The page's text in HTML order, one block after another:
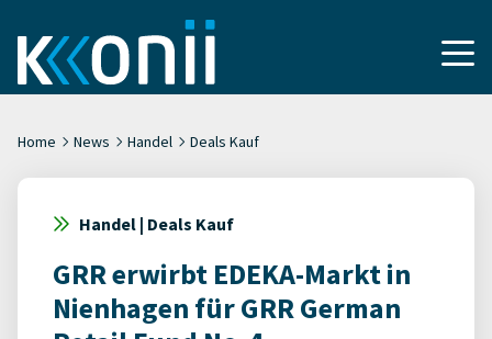
Home News Handel Deals Kauf
Handel | Deals Kauf
GRR erwirbt EDEKA-Markt in
Nienhagen für GRR German